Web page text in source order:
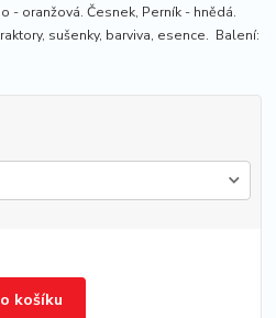
- oranžová. Česnek, Perník - hnědá.
sušenky, barviva, esence. Balení:
košíku